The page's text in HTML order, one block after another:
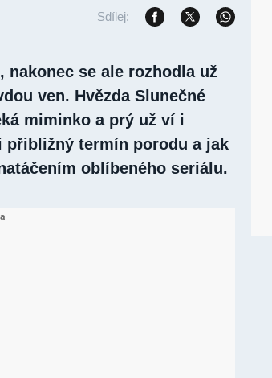
Sdílej:
se ale rozhodla už
ven. Hvězda Slunečné
miminko a prý už ví i
přibližný termín porodu a jak
oblíbeného seriálu.